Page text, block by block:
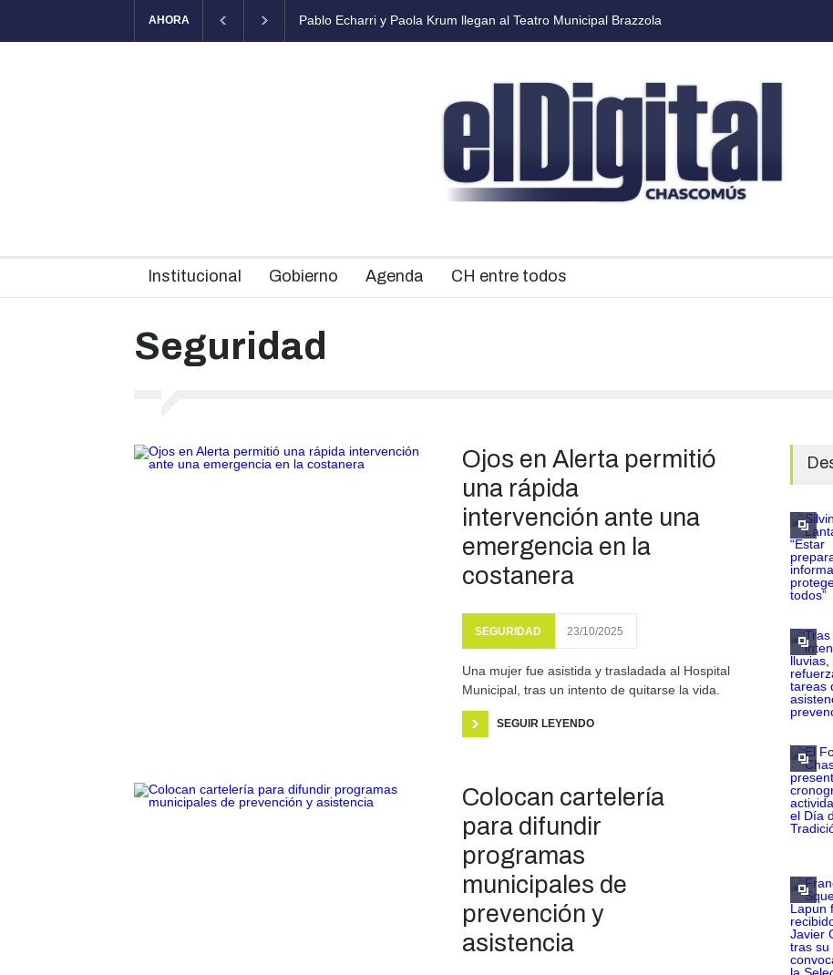
AHORA
Pablo Echarri y Paola Krum llegan al Teatro Municipal Brazzola El próximo martes habrá una nueva edición de Mercados Bonaerenses
Institucional Gobierno Agenda CH entre todos
Seguridad
Ojos en Alerta permitió
una rápida
intervención ante una
emergencia en la
costanera
SEGURIDAD 23/10/2025
Una mujer fue asistida y trasladada al Hospital
Municipal, tras un intento de quitarse la vida.
SEGUIR LEYENDO
Colocan cartelería
para difundir
programas
municipales de
prevención y
asistencia